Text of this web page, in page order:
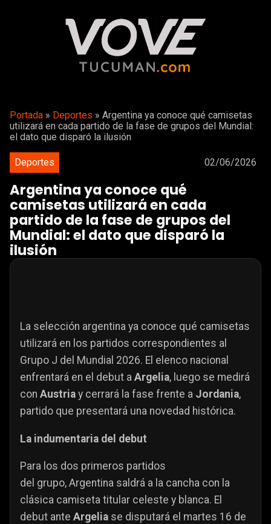
Portada » Deportes » Argentina ya conoce qué camisetas
utilizará en cada partido de la fase de grupos del Mundial:
el dato que disparó la ilusión
Deportes 02/06/2026
Argentina ya conoce qué
camisetas utilizará en cada
partido de la fase de grupos del
Mundial: el dato que disparó la
ilusión
La selección argentina ya conoce qué camisetas
utilizará en los partidos correspondientes al
Grupo J del Mundial 2026. El elenco nacional
enfrentará en el debut a Argelia, luego se medirá
con Austria y cerrará la fase frente a Jordania,
partido que presentará una novedad histórica.
La indumentaria del debut
Para los dos primeros partidos
del grupo, Argentina saldrá a la cancha con la
clásica camiseta titular celeste y blanca. El
debut ante Argelia se disputará el martes 16 de